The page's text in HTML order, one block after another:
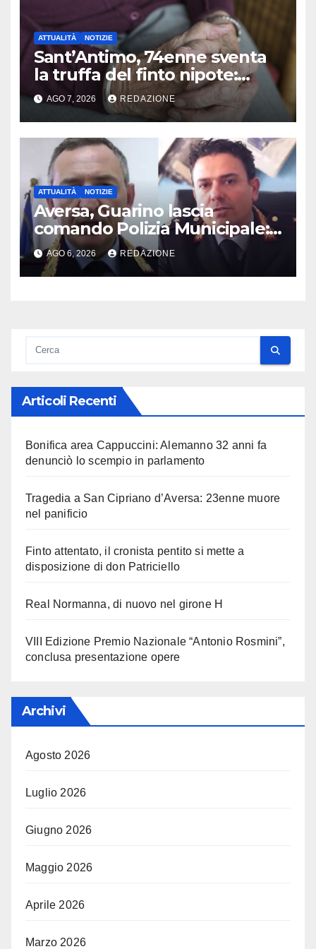
ATTUALITÀ NOTIZIE
Sant’Antimo, 74enne sventa
la truffa del finto nipote:
denunciato un 16enne
AGO 7, 2026 REDAZIONE
ATTUALITÀ NOTIZIE
Aversa, Guarino lascia
comando Polizia Municipale:
arriva Nacar
AGO 6, 2026 REDAZIONE
Articoli Recenti
Bonifica area Cappuccini: Alemanno 32 anni fa
denunciò lo scempio in parlamento
Tragedia a San Cipriano d’Aversa: 23enne muore
nel panificio
Finto attentato, il cronista pentito si mette a
disposizione di don Patriciello
Real Normanna, di nuovo nel girone H
VIII Edizione Premio Nazionale “Antonio Rosmini”,
conclusa presentazione opere
Archivi
Agosto 2026
Luglio 2026
Giugno 2026
Maggio 2026
Aprile 2026
Marzo 2026